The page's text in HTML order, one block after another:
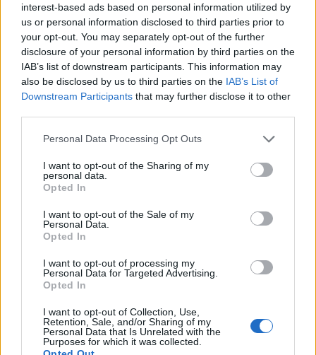
interest-based ads based on personal information utilized by
us or personal information disclosed to third parties prior to
your opt-out. You may separately opt-out of the further
disclosure of your personal information by third parties on the
IAB’s list of downstream participants. This information may
also be disclosed by us to third parties on the IAB’s List of
Downstream Participants that may further disclose it to other
Personal Data Processing Opt Outs
I want to opt-out of the Sharing of my
personal data.
Opted In
I want to opt-out of the Sale of my
Personal Data.
Opted In
I want to opt-out of processing my
Personal Data for Targeted Advertising.
Opted In
I want to opt-out of Collection, Use,
Retention, Sale, and/or Sharing of my
Personal Data that Is Unrelated with the
Purposes for which it was collected.
αντιμετώπιση των κατολισθητικών φαινομένων
στην Αρβανιτιά, στο Ναύπλιο. Το έργο, με
εγκεκριμένη μελέτη από το Υπουργείο Πολιτισμού,
έρχεται να αποκαταστήσει την περιοχή που
αποτελεί κορυφαίο τουριστικό προορισμό, αλλά
παραμένει επικίνδυνη για επισκέπτες και
Ενίσχυση της τουριστικής προβολής της
Πελοποννήσου
Η Περιφερειακή Επιτροπή ενέκρινε επίσης την
απαραίτητη πίστωση για τουριστικές δράσεις το
2025, στο πλαίσιο ενός στοχευμένου
προγράμματος προβολής της Πελοποννήσου σε
συγκρίνουμε χαμηλά ποσοστά τουριστών ή
τουριστικού εισοδήματος του παρελθόντος, αλλά